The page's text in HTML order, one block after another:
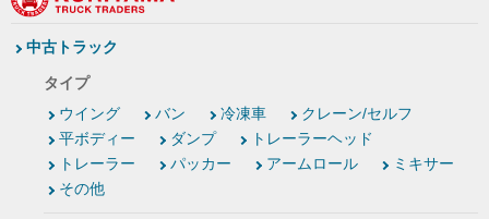
中古トラック
タイプ
ウイング
バン 冷凍車
クレーン/セルフ
平ボディー
ダンプ
トレーラーヘッド
トレーラー
パッカー アームロール
ミキサー
その他